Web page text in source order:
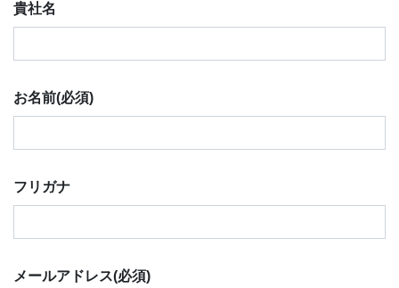
貴社名
お名前(必須)
フリガナ
メールアドレス(必須)